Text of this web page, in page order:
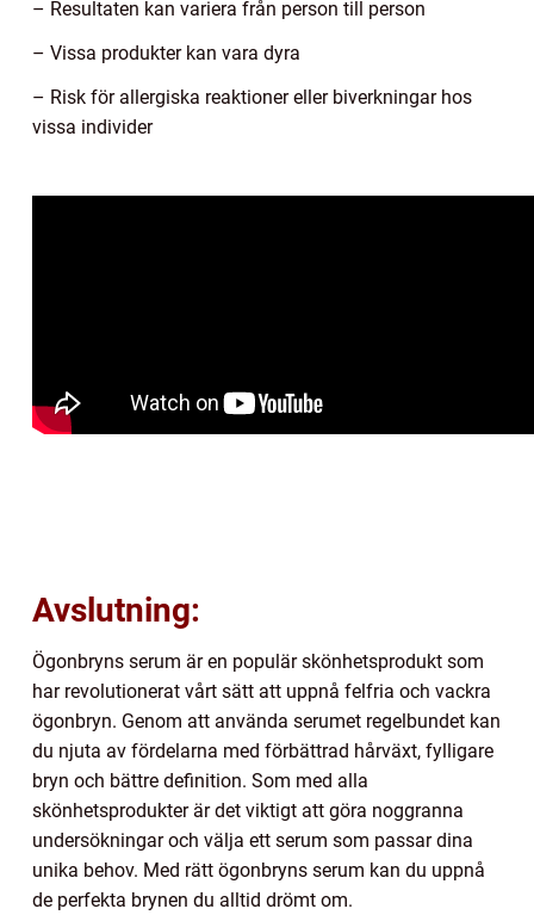
– Resultaten kan variera från person till person
– Vissa produkter kan vara dyra
– Risk för allergiska reaktioner eller biverkningar hos
vissa individer
Avslutning:
Ögonbryns serum är en populär skönhetsprodukt som
har revolutionerat vårt sätt att uppnå felfria och vackra
ögonbryn. Genom att använda serumet regelbundet kan
du njuta av fördelarna med förbättrad hårväxt, fylligare
bryn och bättre definition. Som med alla
skönhetsprodukter är det viktigt att göra noggranna
undersökningar och välja ett serum som passar dina
unika behov. Med rätt ögonbryns serum kan du uppnå
de perfekta brynen du alltid drömt om.